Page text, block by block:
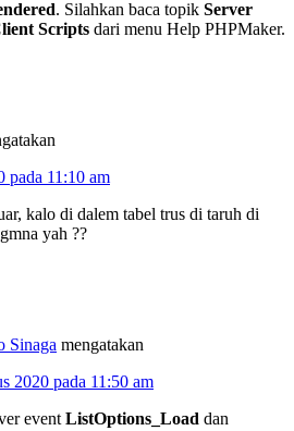
. Silahkan baca topik Server
Scripts dari menu Help PHPMaker.
pada 11:10 am
kalo di dalem tabel trus di taruh di
yah ??
Sinaga mengatakan
2020 pada 11:50 am
event ListOptions_Load dan